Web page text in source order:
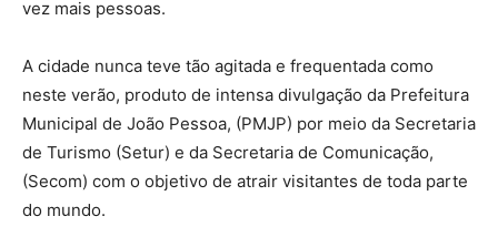
vez mais pessoas.
A cidade nunca teve tão agitada e frequentada como
neste verão, produto de intensa divulgação da Prefeitura
Municipal de João Pessoa, (PMJP) por meio da Secretaria
de Turismo (Setur) e da Secretaria de Comunicação,
(Secom) com o objetivo de atrair visitantes de toda parte
do mundo.